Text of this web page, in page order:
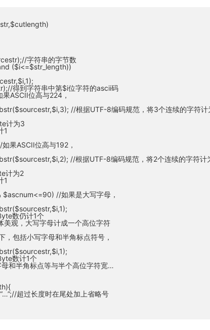
字符串的字节数
($i<=$str_length))
得到字符串中第$i位字符的ascii码
ASCII位高与224，
//根据UTF-8编码规范，将3个连续的字符计
为3
果ASCII位高与192，
//根据UTF-8编码规范，将2个连续的字符计
为2
//如果是大写字母，
数仍计1个
，大写字母计成一个高位字符
小写字母和半角标点符号，
数计1个
半角标点等与半个高位字符宽…
超过长度时在尾处加上省略号
关闭弹窗